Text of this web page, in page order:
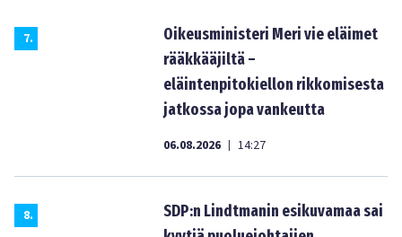
7.
Oikeusministeri Meri vie eläimet
rääkkääjiltä –
eläintenpitokiellon rikkomisesta
jatkossa jopa vankeutta
06.08.2026 | 14:27
8.
SDP:n Lindtmanin esikuvamaa sai